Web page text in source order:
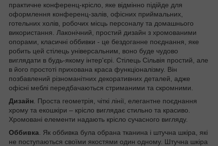
практичне конференц-крісло, яке відмінно підійде для
оформлення конференц-залів, офісних приймальних,
готельних холів, робочих місць персоналу та домашнього
використання. Лаконічний, простий дизайн з хромованими
опорами, класичні оббивки - це бездоганне поєднання, яке
робить цей стілець універсальним, воно буде чудово
виглядати в будь-якому інтер'єрі. Стілець Сільвія простий, але
в його простоті прихована краса функціоналізму. Він
позбавлений різноманітних декоративних деталей, адже
офісні меблі передбачаються стриманими та скромними.
Дизайн . Проста геометрія, чіткі лінії, елегантне поєднання
хрому та екошкіри – крісло виглядає стильно та красиво.
Хромовані елементи надають крісло сучасного вигляду.
Оббивка . Як оббивка була обрана тканина і штучна шкіра, які
не поступаються своїми якостями один одному. Штучна шкіра